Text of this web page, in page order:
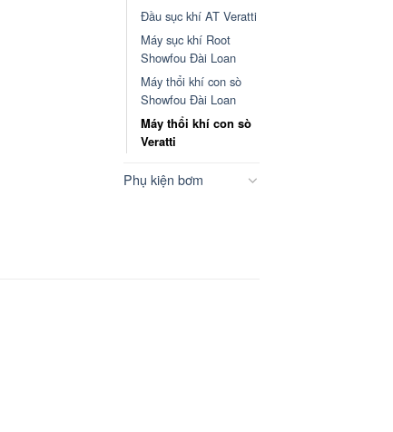
Đầu sục khí AT Veratti
Máy sục khí Root
Showfou Đài Loan
Máy thổi khí con sò
Showfou Đài Loan
Máy thổi khí con sò
Veratti
Phụ kiện bơm